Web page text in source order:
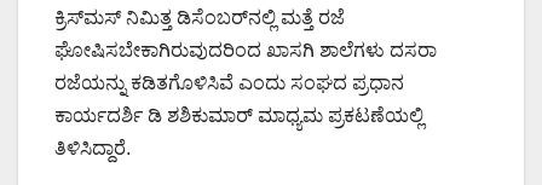
ಕ್ರಿಸ್‌ಮಸ್ ನಿಮಿತ್ತ ಡಿಸೆಂಬರ್‌ನಲ್ಲಿ ಮತ್ತೆ ರಜೆ
ಘೋಷಿಸಬೇಕಾಗಿರುವುದರಿಂದ ಖಾಸಗಿ ಶಾಲೆಗಳು ದಸರಾ
ರಜೆಯನ್ನು ಕಡಿತಗೊಳಿಸಿವೆ ಎಂದು ಸಂಘದ ಪ್ರಧಾನ
ಕಾರ್ಯದರ್ಶಿ ಡಿ ಶಶಿಕುಮಾರ್ ಮಾಧ್ಯಮ ಪ್ರಕಟಣೆಯಲ್ಲಿ
ತಿಳಿಸಿದ್ದಾರೆ.